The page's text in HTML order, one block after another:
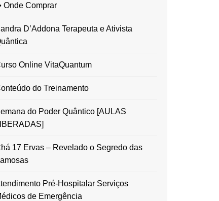
Onde Comprar
D’Addona Terapeuta e Ativista
Online VitaQuantum
do Treinamento
do Poder Quântico [AULAS
17 Ervas – Revelado o Segredo das
Pré-Hospitalar Serviços
de Emergência